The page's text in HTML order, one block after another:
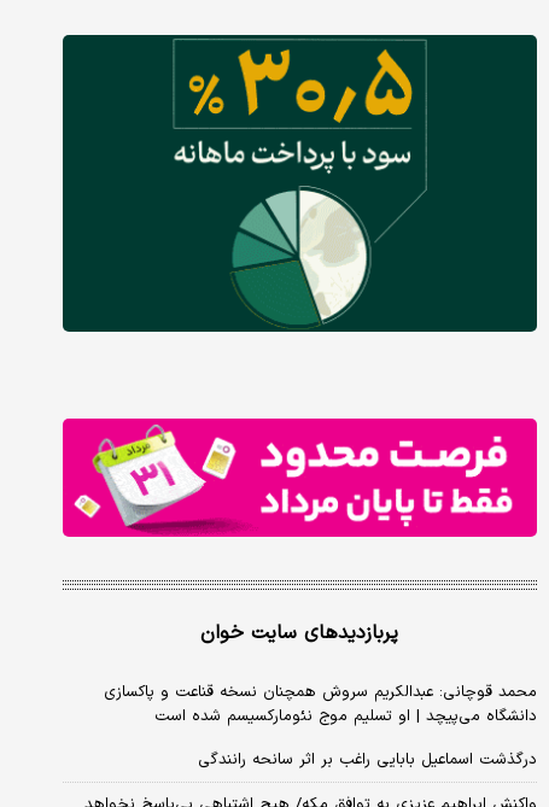
پربازدیدهای سایت خوان
محمد قوچانی: عبدالکریم سروش همچنان نسخه قناعت و پاکسازی
دانشگاه می‌پیچد | او تسلیم موج نئومارکسیسم شده است
درگذشت اسماعیل بابایی راغب بر اثر سانحه رانندگی